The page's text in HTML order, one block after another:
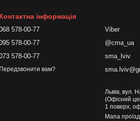
Контактна інформація
578-00-77
578-00-77
578-00-77
Передзвонити вам?
Viber
@cma_ua
sma_lviv
Львів, вул.
(Офісний
1 поверх,
Мапа